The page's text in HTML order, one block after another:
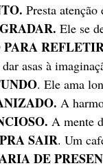
Presta
Ele se
PARA
asas à
. Ele ama
A
A mente
SAIR. Um
DE